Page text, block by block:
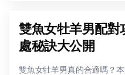
雙魚女牡羊男配對
處秘訣大公開
雙魚女牡羊男真的合適嗎？